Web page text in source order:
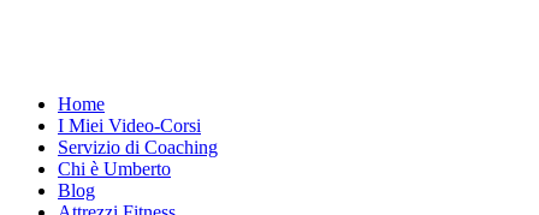
Home
I Miei Video-Corsi
Servizio di Coaching
Chi è Umberto
Blog